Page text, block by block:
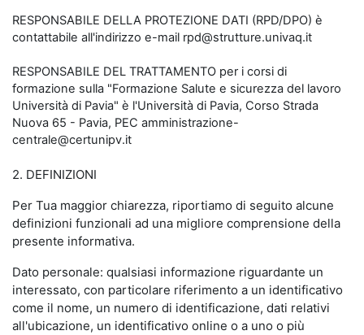
RESPONSABILE DELLA PROTEZIONE DATI (RPD/DPO) è
contattabile all'indirizzo e-mail rpd@strutture.univaq.it
RESPONSABILE DEL TRATTAMENTO per i corsi di
formazione sulla "Formazione Salute e sicurezza del lavoro
Università di Pavia" è l'Università di Pavia, Corso Strada
Nuova 65 - Pavia, PEC amministrazione-
centrale@certunipv.it
2. DEFINIZIONI
Per Tua maggior chiarezza, riportiamo di seguito alcune
definizioni funzionali ad una migliore comprensione della
presente informativa.
Dato personale: qualsiasi informazione riguardante un
interessato, con particolare riferimento a un identificativo
come il nome, un numero di identificazione, dati relativi
all'ubicazione, un identificativo online o a uno o più